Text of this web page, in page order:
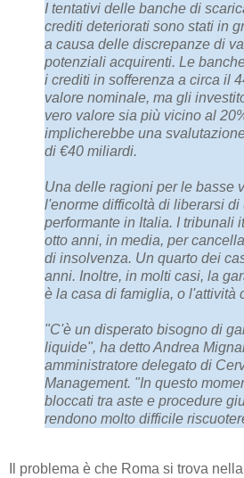
I tentativi delle banche di
crediti deteriorati sono stati in
a causa delle discrepanze di
potenziali acquirenti. Le
i crediti in sofferenza a circa il
valore nominale, ma gli
vero valore sia più vicino al
implicherebbe una
di €40 miliardi.
Una delle ragioni per le basse
l'enorme difficoltà di liberarsi di
performante in Italia. I tribunali
otto anni, in media, per
di insolvenza. Un quarto dei
anni. Inoltre, in molti casi, la
è la casa di famiglia, o l'attività
"C'è un disperato bisogno di
liquide", ha detto Andrea
amministratore delegato di
Management. "In questo
bloccati tra aste e procedure
rendono molto difficile
Il problema è che Roma si trova